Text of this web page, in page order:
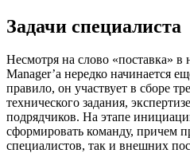
Задачи специалиста
Несмотря на слово «поставка» в
Manager’а нередко начинается
правило, он участвует в сборе
технического задания,
подрядчиков. На этапе
сформировать команду, причем
специалистов, так и внешних